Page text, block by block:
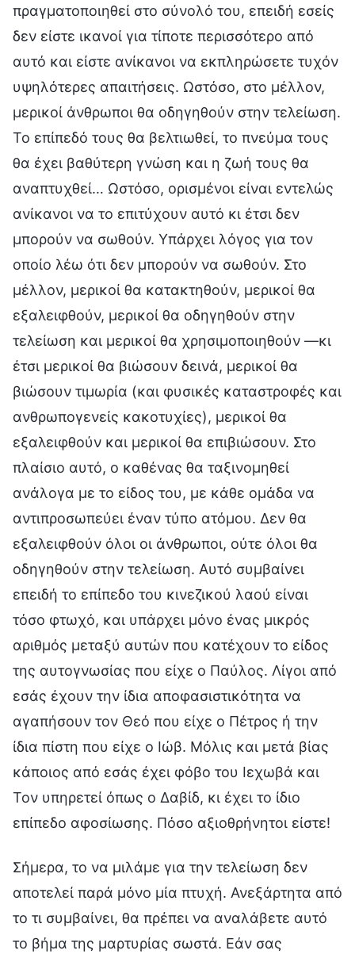
πραγματοποιηθεί στο σύνολό του, επειδή εσείς
δεν είστε ικανοί για τίποτε περισσότερο από
αυτό και είστε ανίκανοι να εκπληρώσετε τυχόν
υψηλότερες απαιτήσεις. Ωστόσο, στο μέλλον,
μερικοί άνθρωποι θα οδηγηθούν στην τελείωση.
Το επίπεδό τους θα βελτιωθεί, το πνεύμα τους
θα έχει βαθύτερη γνώση και η ζωή τους θα
αναπτυχθεί… Ωστόσο, ορισμένοι είναι εντελώς
ανίκανοι να το επιτύχουν αυτό κι έτσι δεν
μπορούν να σωθούν. Υπάρχει λόγος για τον
οποίο λέω ότι δεν μπορούν να σωθούν. Στο
μέλλον, μερικοί θα κατακτηθούν, μερικοί θα
εξαλειφθούν, μερικοί θα οδηγηθούν στην
τελείωση και μερικοί θα χρησιμοποιηθούν —κι
έτσι μερικοί θα βιώσουν δεινά, μερικοί θα
βιώσουν τιμωρία (και φυσικές καταστροφές και
ανθρωπογενείς κακοτυχίες), μερικοί θα
εξαλειφθούν και μερικοί θα επιβιώσουν. Στο
πλαίσιο αυτό, ο καθένας θα ταξινομηθεί
ανάλογα με το είδος του, με κάθε ομάδα να
αντιπροσωπεύει έναν τύπο ατόμου. Δεν θα
εξαλειφθούν όλοι οι άνθρωποι, ούτε όλοι θα
οδηγηθούν στην τελείωση. Αυτό συμβαίνει
επειδή το επίπεδο του κινεζικού λαού είναι
τόσο φτωχό, και υπάρχει μόνο ένας μικρός
αριθμός μεταξύ αυτών που κατέχουν το είδος
της αυτογνωσίας που είχε ο Παύλος. Λίγοι από
εσάς έχουν την ίδια αποφασιστικότητα να
αγαπήσουν τον Θεό που είχε ο Πέτρος ή την
ίδια πίστη που είχε ο Ιώβ. Μόλις και μετά βίας
κάποιος από εσάς έχει φόβο του Ιεχωβά και
Τον υπηρετεί όπως ο Δαβίδ, κι έχει το ίδιο
επίπεδο αφοσίωσης. Πόσο αξιοθρήνητοι είστε!
Σήμερα, το να μιλάμε για την τελείωση δεν
αποτελεί παρά μόνο μία πτυχή. Ανεξάρτητα από
το τι συμβαίνει, θα πρέπει να αναλάβετε αυτό
το βήμα της μαρτυρίας σωστά. Εάν σας